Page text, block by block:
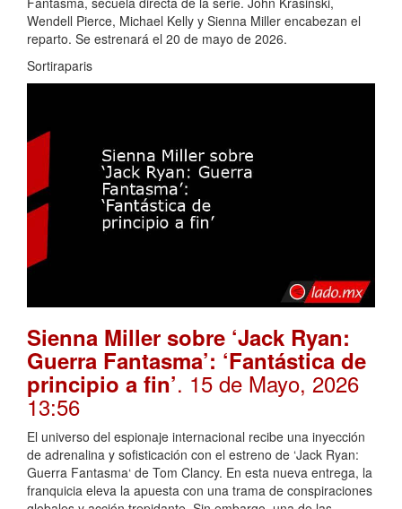
Wendell Pierce, Michael Kelly y Sienna Miller encabezan el
reparto. Se estrenará el 20 de mayo de 2026.
Sortiraparis
Sienna Miller sobre ‘Jack Ryan:
Guerra Fantasma’: ‘Fantástica de
principio a fin’. 15 de Mayo, 2026
13:56
El universo del espionaje internacional recibe una inyección
de adrenalina y sofisticación con el estreno de ‘Jack Ryan:
Guerra Fantasma‘ de Tom Clancy. En esta nueva entrega, la
franquicia eleva la apuesta con una trama de conspiraciones